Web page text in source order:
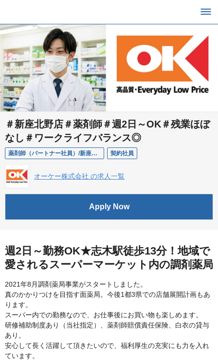
＃新座北野店＃薬剤師＃週2日～OK＃残業ほぼ
なし＃ワークライフバランス◎
薬剤師（パートナー社員）/新座北野店 契約社員
オーケー株式会社 の求人一覧
Apply Now
週2日～勤務OK★志木駅徒歩13分！地域で
愛されるスーパーマーケット内の調剤薬局
2021年8月調剤薬局事業がスタートしました。
真のかかりつけを目指す面薬局。今後1都3県での店舗展開計画もあ
ります。
スーパー内での勤務なので、お仕事後にお買い物も楽しめます。
研修補助制度あり（当社指定）、薬剤師賠償責任保険、白衣の貸与
あり。
安心して長く活躍して頂きたいので、福利厚生の充実にも力を入れ
ています。